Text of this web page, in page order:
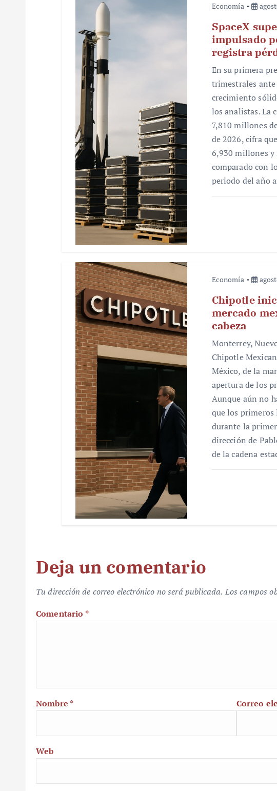
Economía
SpaceX
impulsado
registra
En su primera
trimestrales ante
crecimiento
los analistas. La
7,810 millones
de 2026, cifra
6,930 millones y
comparado con
periodo del año
Economía
Chipotle
mercado
cabeza
Monterrey,
Chipotle
México, de la
apertura de los
Aunque aún no
que los
durante la
dirección de
de la cadena
Deja un comentario
Tu dirección de correo electrónico no será publicada. Los campos
Comentario *
Nombre * Correo
Web